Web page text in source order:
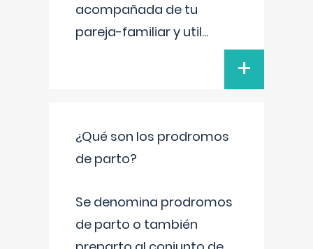
acompañada de tu
pareja-familiar y util...
+
¿Qué son los prodromos
de parto?
Se denomina prodromos
de parto o también